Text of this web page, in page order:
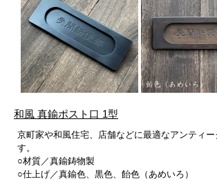
和風 真鍮ポスト口 1型
京町家や和風住宅、店舗などに最適なアンティ
す。
○材質／真鍮鋳物製
○仕上げ／真鍮色、黒色、飴色（あめいろ）